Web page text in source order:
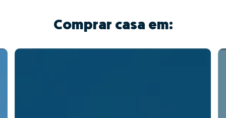
Comprar casa em: